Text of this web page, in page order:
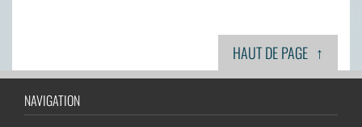
HAUT DE PAGE ↑
NAVIGATION